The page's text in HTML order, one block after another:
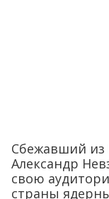
Сбежавший из
Александр
свою
страны